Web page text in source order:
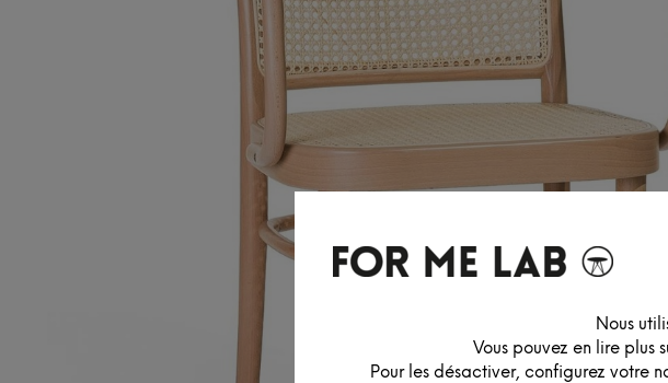
Nous
Vous pouvez en lire plus
Pour les désactiver, configurez votre